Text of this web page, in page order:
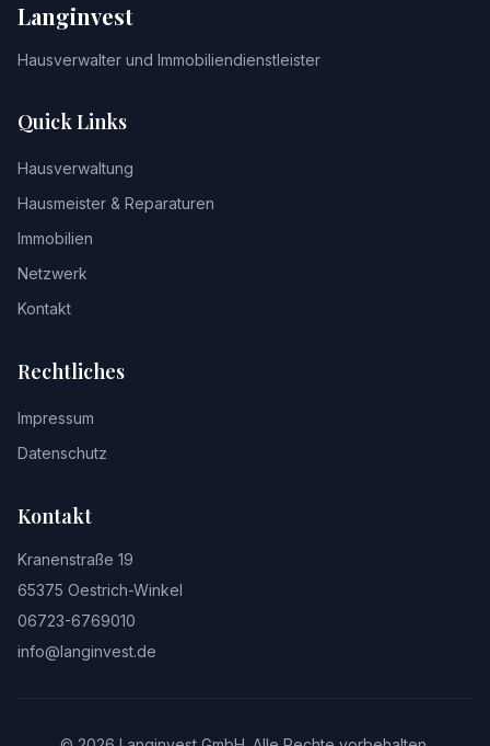
Langinvest
Hausverwalter und Immobiliendienstleister
Quick Links
Hausverwaltung
Hausmeister & Reparaturen
Immobilien
Netzwerk
Kontakt
Rechtliches
Impressum
Datenschutz
Kontakt
Kranenstraße 19
65375 Oestrich-Winkel
06723-6769010
info@langinvest.de